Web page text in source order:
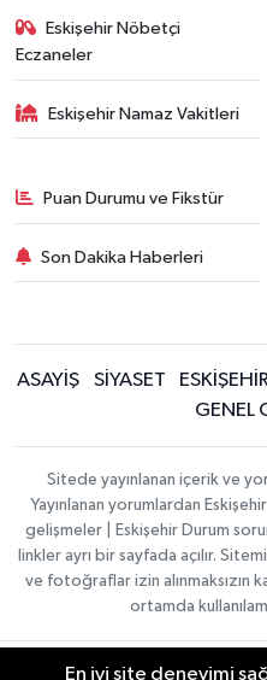
Eskişehir Nöbetçi
Eczaneler
Eskişehir Namaz Vakitleri
Puan Durumu ve Fikstür
Son Dakika Haberleri
ASAYİŞ SİYASET
GENEL
Sitede yayınlanan içerik ve
Yayınlanan yorumlardan
gelişmeler | Eskişehir Durum
linkler ayrı bir sayfada açılır.
ve fotoğraflar izin alınmaksızın
ortamda
Gizlilik Sözleşmesi
En iyi site deneyimi